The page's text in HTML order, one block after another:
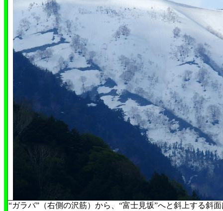
“ガラバ”（右側の沢筋）から、“富士見坂”へと斜上する斜